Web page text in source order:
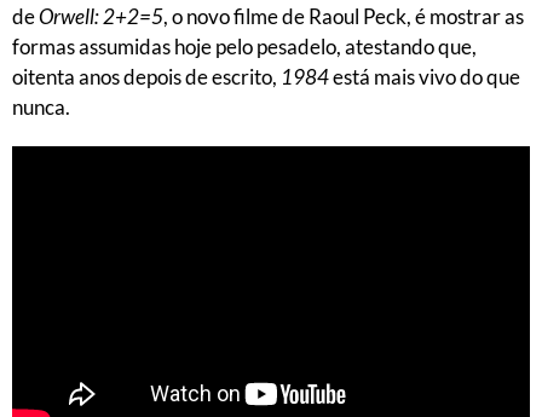
deOrwell: 2+2=5, o novo filme de Raoul Peck, é mostrar as
formas assumidas hoje pelo pesadelo, atestando que,
oitenta anos depois de escrito, 1984está mais vivo do que
nunca.